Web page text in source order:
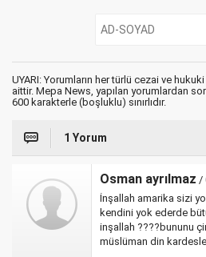
UYARI: Yorumların her türlü cezai ve
aittir. Mepa News, yapılan yorumlardan
600 karakterle (boşluklu) sınırlıdır.
1 Yorum
Osman ayrılmaz /
İnşallah amarika sizi
kendini yok ederde
inşallah ????bununu
müslüman din